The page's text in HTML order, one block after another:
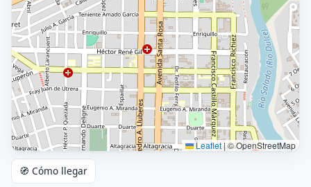
Leaflet |© OpenStreetMap
🧭 Cómo llegar